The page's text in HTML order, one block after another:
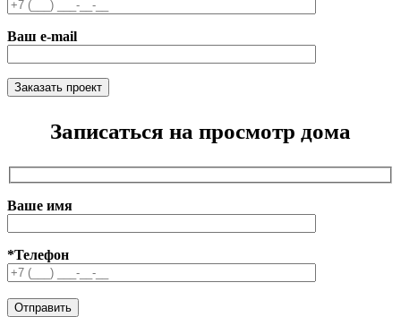
Ваш e-mail
Записаться на просмотр дома
Ваше имя
*Телефон